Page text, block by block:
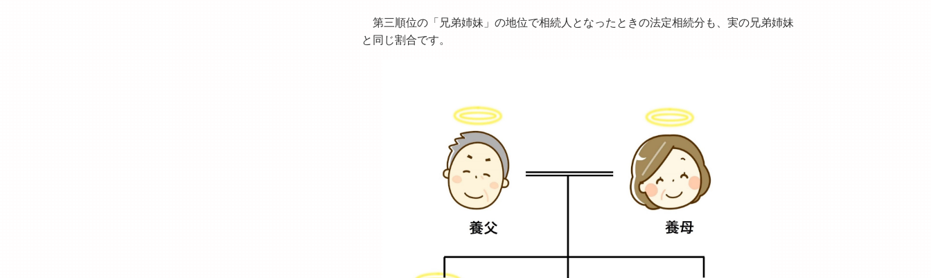
第三順位の「兄弟姉妹」の地位で相続人となったときの法定相続分も、実の兄弟姉妹
と同じ割合です。